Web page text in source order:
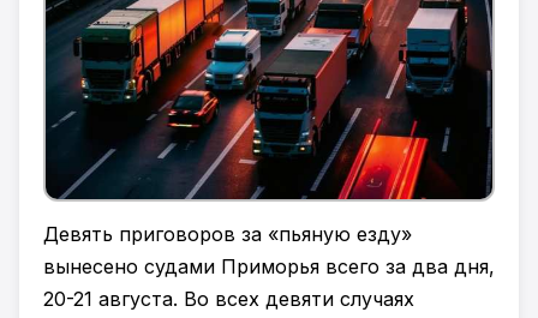
Девять приговоров за «пьяную езду»
вынесено судами Приморья всего за два дня,
20-21 августа. Во всех девяти случаях